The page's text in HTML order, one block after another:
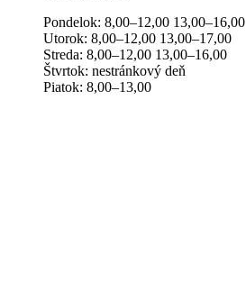
Pondelok: 8,00–12,00 13,00–16,00
Utorok: 8,00–12,00 13,00–17,00
Streda: 8,00–12,00 13,00–16,00
Štvrtok: nestránkový deň
Piatok: 8,00–13,00